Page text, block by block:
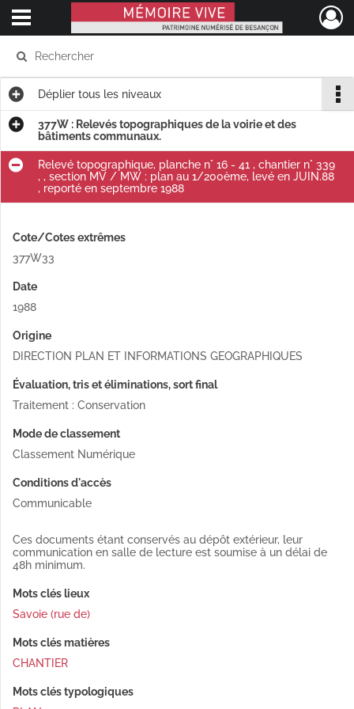
Mémoire Vive patrimoine numérisé de Besançon
Ouvrir le menu déroulant
Déplier tous les niveaux
377W : Relevés topographiques de la voirie et des
bâtiments communaux.
Relevé topographique, planche n° 16 - 41 , chantier n° 339
, , section MV / MW : plan au 1/200ème, levé en JUIN.88
, reporté en septembre 1988
Cote/Cotes extrêmes
377W33
Date
1988
Origine
DIRECTION PLAN ET INFORMATIONS GEOGRAPHIQUES
Évaluation, tris et éliminations, sort final
Traitement : Conservation
Mode de classement
Classement Numérique
Conditions d'accès
Communicable
Ces documents étant conservés au dépôt extérieur, leur
communication en salle de lecture est soumise à un délai de
48h minimum.
Mots clés lieux
Savoie (rue de)
Mots clés matières
CHANTIER
Mots clés typologiques